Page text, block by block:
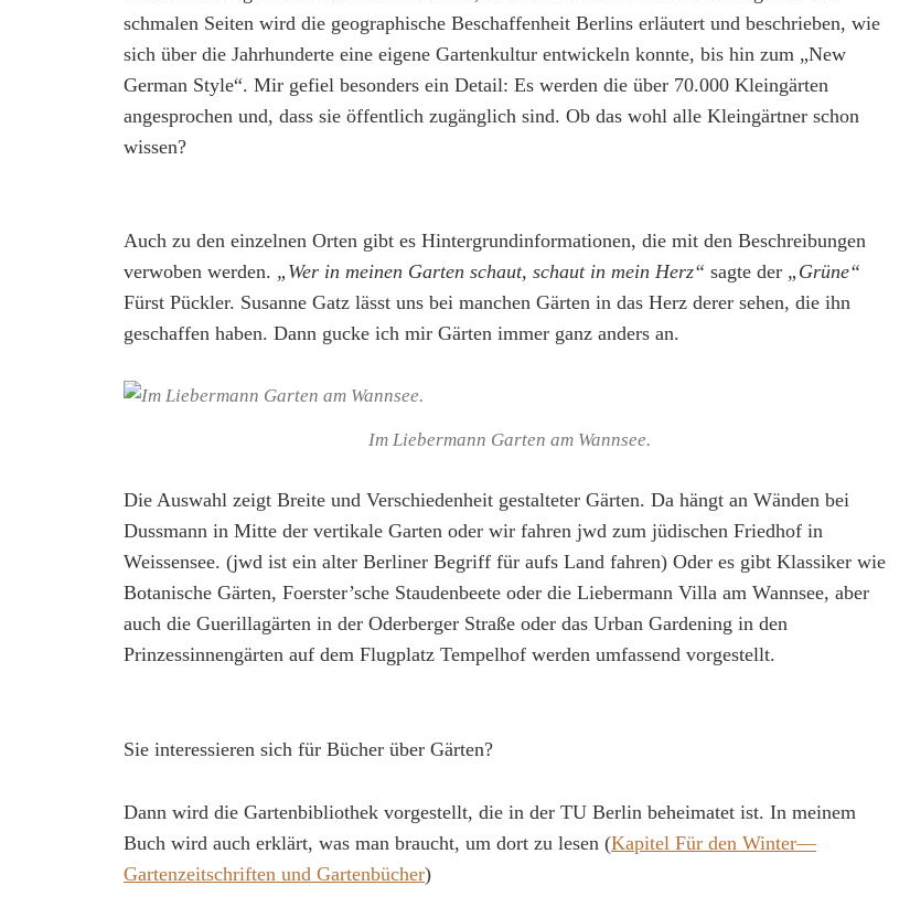
schmalen Seiten wird die geographische Beschaffenheit Berlins erläutert und beschrieben, wie
sich über die Jahrhunderte eine eigene Gartenkultur entwickeln konnte, bis hin zum „New
German Style“. Mir gefiel besonders ein Detail: Es werden die über 70.000 Kleingärten
angesprochen und, dass sie öffentlich zugänglich sind. Ob das wohl alle Kleingärtner schon
wissen?
Auch zu den einzelnen Orten gibt es Hintergrundinformationen, die mit den Beschreibungen
verwoben werden. „Wer in meinen Garten schaut, schaut in mein Herz“ sagte der „Grüne“
Fürst Pückler. Susanne Gatz lässt uns bei manchen Gärten in das Herz derer sehen, die ihn
geschaffen haben. Dann gucke ich mir Gärten immer ganz anders an.
Im Liebermann Garten am Wannsee.
Die Auswahl zeigt Breite und Verschiedenheit gestalteter Gärten. Da hängt an Wänden bei
Dussmann in Mitte der vertikale Garten oder wir fahren jwd zum jüdischen Friedhof in
Weissensee. (jwd ist ein alter Berliner Begriff für aufs Land fahren) Oder es gibt Klassiker wie
Botanische Gärten, Foerster’sche Staudenbeete oder die Liebermann Villa am Wannsee, aber
auch die Guerillagärten in der Oderberger Straße oder das Urban Gardening in den
Prinzessinnengärten auf dem Flugplatz Tempelhof werden umfassend vorgestellt.
Sie interessieren sich für Bücher über Gärten?
Dann wird die Gartenbibliothek vorgestellt, die in der TU Berlin beheimatet ist. In meinem
Buch wird auch erklärt, was man braucht, um dort zu lesen (Kapitel Für den Winter—
Gartenzeitschriften und Gartenbücher)